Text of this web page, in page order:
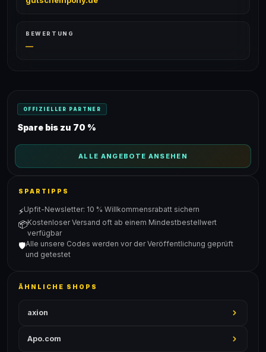
BEWERTUNG
—
OFFIZIELLER PARTNER
Spare bis zu 70 %
ALLE ANGEBOTE ANSEHEN
SPARTIPPS
⚡Upfit-Newsletter: 10 % Willkommensrabatt sichern
📦Kostenloser Versand oft ab einem Mindestbestellwert
verfügbar
🛡️Alle unsere Codes werden vor der Veröffentlichung geprüft
und getestet
ÄHNLICHE SHOPS
axion
Apo.com